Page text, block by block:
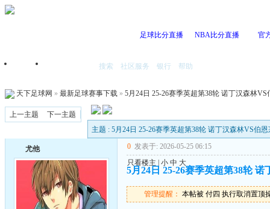
足球比分直播 NBA比分直播 官
首页 搜索 社区服务 银行 帮助
天下足球网 » 最新足球赛事下载 » 5月24日 25-26赛季英超第38轮 诺丁汉森林
上一主题
下一主题
主题 : 5月24日 25-26赛季英超第38轮 诺丁汉森林VS伯
尤他 0 发表于: 2026-05-25 06:15
只看楼主
小 中 大
5月24日 25-26赛季英超第38轮
管理提醒： 本帖被 付四 执行取消置顶